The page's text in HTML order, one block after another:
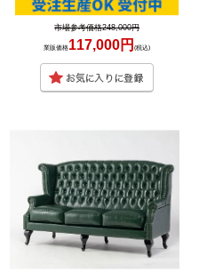
市場参考価格248,000円
業販価格117,000円(税込)